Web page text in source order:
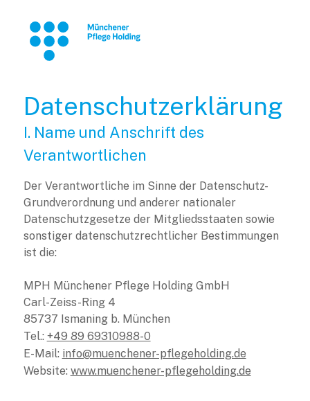
Datenschutzerklärung
I. Name und Anschrift des
Verantwortlichen
Der Verantwortliche im Sinne der Datenschutz-
Grundverordnung und anderer nationaler
Datenschutzgesetze der Mitgliedsstaaten sowie
sonstiger datenschutzrechtlicher Bestimmungen
ist die:
MPH Münchener Pflege Holding GmbH
Carl-Zeiss-Ring 4
85737 Ismaning b. München
Tel.: +49 89 69310988-0
E-Mail: info@muenchener-pflegeholding.de
Website: www.muenchener-pflegeholding.de